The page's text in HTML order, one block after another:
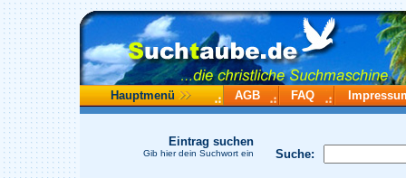
Hauptmenü AGB FAQ
Suche:
Eintrag suchen
Gib hier dein Suchwort ein